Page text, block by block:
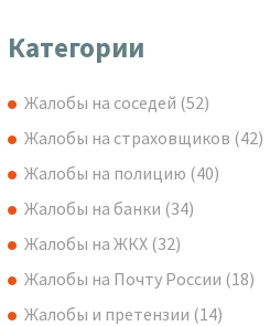
Категории
Жалобы на соседей (52)
Жалобы на страховщиков (42)
Жалобы на полицию (40)
Жалобы на банки (34)
Жалобы на ЖКХ (32)
Жалобы на Почту России (18)
Жалобы и претензии (14)